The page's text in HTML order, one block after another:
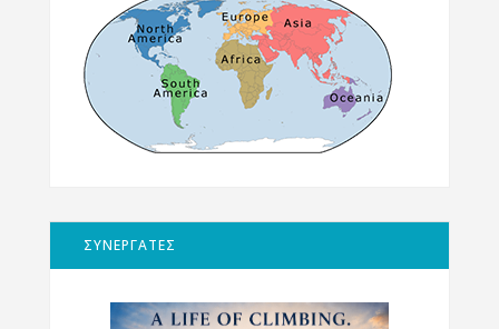
ΣΥΝΕΡΓΑΤΕΣ